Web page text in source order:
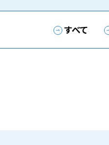
すべて